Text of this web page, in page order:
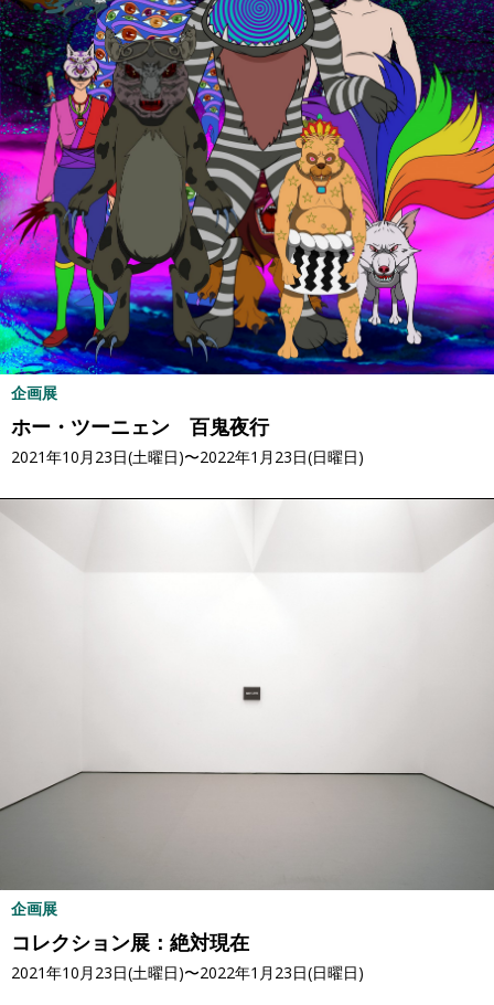
企画展
ホー・ツーニェン 百鬼夜行
2021年10月23日(土曜日)〜2022年1月23日(日曜日)
企画展
コレクション展：絶対現在
2021年10月23日(土曜日)〜2022年1月23日(日曜日)